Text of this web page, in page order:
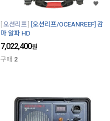
오션리프
[오션리프/OCEANREEF] 감
마 알파 HD
7,022,400원
구매 2